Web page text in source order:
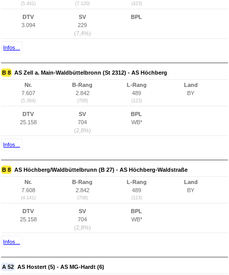
(5.441) (7.120) (423)
DTV
3.094
SV
229
(7,4%)
BPL
Infos...
B 8 AS Zell a. Main-Waldbüttelbronn (St 2312) - AS Höchberg
Nr.
7.607
(5.364)
B-Rang
2.842
(708)
L-Rang
489
(123)
Land
BY
DTV
25.158
SV
704
(2,8%)
BPL
WB*
Infos...
B 8 AS Höchberg/Waldbüttelbrunn (B 27) - AS Höchberg-Waldstraße
Nr.
7.608
(4.141)
B-Rang
2.842
(708)
L-Rang
489
(123)
Land
BY
DTV
25.158
SV
704
(2,8%)
BPL
WB*
Infos...
A 52 AS Hostert (5) - AS MG-Hardt (6)